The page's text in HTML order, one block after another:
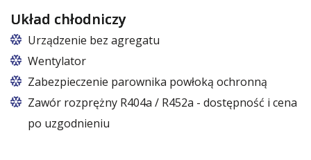
82,5 cm (70,5 cm x 51 cm)
Układ chłodniczy
Urządzenie bez agregatu
Wentylator
Zabezpieczenie parownika powłoką ochronną
Zawór rozprężny R404a / R452a - dostępność i cena
po uzgodnieniu